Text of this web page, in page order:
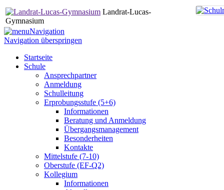
Landrat-Lucas-
Gymnasium
Navigation
Navigation überspringen
Startseite
Schule
Ansprechpartner
Anmeldung
Schulleitung
Erprobungsstufe (5+6)
Informationen
Beratung und Anmeldung
Übergangsmanagement
Besonderheiten
Kontakte
Mittelstufe (7-10)
Oberstufe (EF-Q2)
Kollegium
Informationen